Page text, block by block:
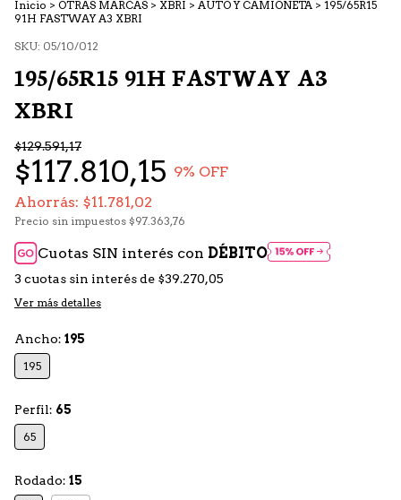
Inicio > OTRAS MARCAS > XBRI > AUTO Y CAMIONETA > 195/65R15
91H FASTWAY A3 XBRI
SKU: 05/10/012
195/65R15 91H FASTWAY A3
XBRI
$129.591,17
$117.810,15 9% OFF
Ahorrás: $11.781,02
Precio sin impuestos $97.363,76
Cuotas SIN interés con DÉBITO
3 cuotas sin interés de $39.270,05
Ver más detalles
Ancho: 195
195
Perfil: 65
65
Rodado: 15